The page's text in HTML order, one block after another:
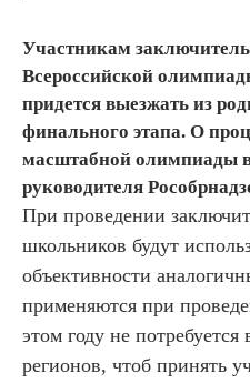
Участникам
Всероссийской
придется выезжать из
финального этапа. О
масштабной олимпиады в
руководителя
При проведении
школьников будут
объективности
применяются при
этом году не
регионов, чтоб принять